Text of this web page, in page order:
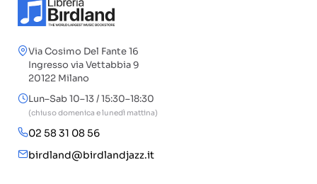
Via Cosimo Del Fante 16
Ingresso via Vettabbia 9
20122 Milano
Lun–Sab 10–13 / 15:30–18:30
(chiuso domenica e lunedì mattina)
02 58 31 08 56
birdland@birdlandjazz.it